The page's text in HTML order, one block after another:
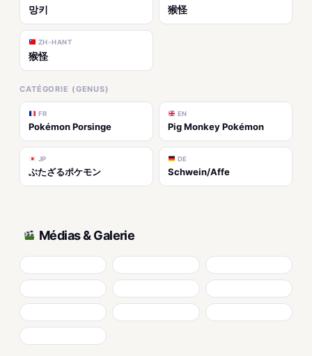
망키 猴怪
ZH-HANT
猴怪
CATÉGORIE (GENUS)
FR
Pokémon Porsinge
EN
Pig Monkey Pokémon
JP
ぶたざるポケモン
DE
Schwein/Affe
Médias & Galerie